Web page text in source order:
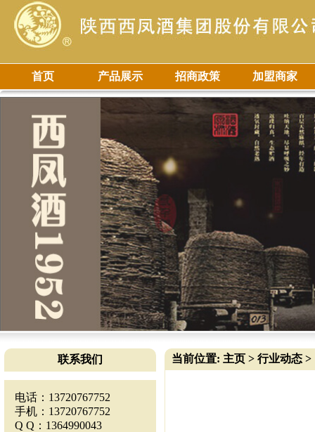
首页 产品展示 招商政策 加盟商家
联系我们
电话：13720767752
手机：13720767752
Q Q：1364990043
当前位置: 主页 > 行业动态 >